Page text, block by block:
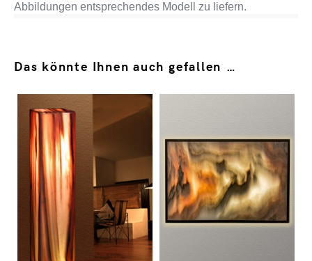
Abbildungen entsprechendes Modell zu liefern.
Das könnte Ihnen auch gefallen …